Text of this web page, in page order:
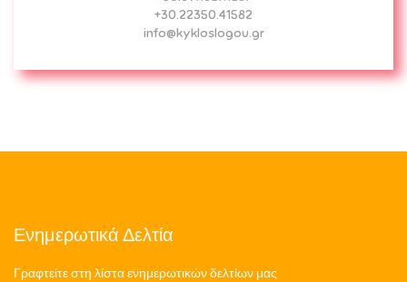
+30.22350.41582
info@kykloslogou.gr
Ενημερωτικά Δελτία
Γραφτείτε στη λίστα ενημερωτικών δελτίων μας